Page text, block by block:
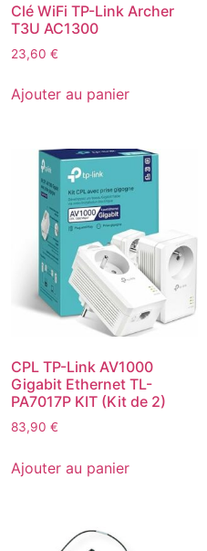
Clé WiFi TP-Link Archer
T3U AC1300
23,60 €
Ajouter au panier
CPL TP-Link AV1000
Gigabit Ethernet TL-
PA7017P KIT (Kit de 2)
83,90 €
Ajouter au panier